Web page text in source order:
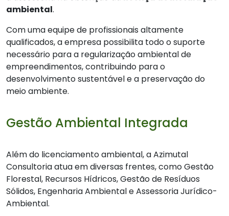
ambiental.
Com uma equipe de profissionais altamente
qualificados, a empresa possibilita todo o suporte
necessário para a regularização ambiental de
empreendimentos, contribuindo para o
desenvolvimento sustentável e a preservação do
meio ambiente.
Gestão Ambiental Integrada
Além do licenciamento ambiental, a Azimutal
Consultoria atua em diversas frentes, como Gestão
Florestal, Recursos Hídricos, Gestão de Resíduos
Sólidos, Engenharia Ambiental e Assessoria Jurídico-
Ambiental.